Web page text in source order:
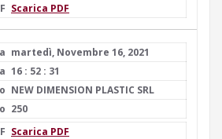
Scarica PDF
martedì, Novembre 16, 2021
16 : 52 : 31
NEW DIMENSION PLASTIC SRL
250
Scarica PDF